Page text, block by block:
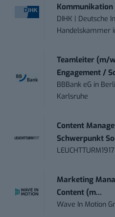
Kommunikation
DIHK | Deutsche
Handelskammer
Teamleiter (m/
Engagement /
BBBank eG in
Karlsruhe
Content
Schwerpunkt
LEUCHTTURM1917
Marketing
Content (m...
Wave In Motion